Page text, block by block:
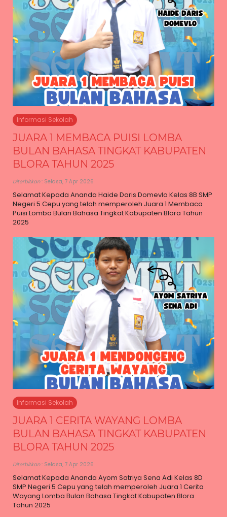
Informasi Sekolah
JUARA 1 MEMBACA PUISI LOMBA
BULAN BAHASA TINGKAT KABUPATEN
BLORA TAHUN 2025
Diterbitkan: Selasa, 7 Apr 2026
Selamat Kepada Ananda Haide Daris Domevlo Kelas 8B SMP
Negeri 5 Cepu yang telah memperoleh Juara 1 Membaca
Puisi Lomba Bulan Bahasa Tingkat Kabupaten Blora Tahun
2025
Informasi Sekolah
JUARA 1 CERITA WAYANG LOMBA
BULAN BAHASA TINGKAT KABUPATEN
BLORA TAHUN 2025
Diterbitkan: Selasa, 7 Apr 2026
Selamat Kepada Ananda Ayom Satriya Sena Adi Kelas 8D
SMP Negeri 5 Cepu yang telah memperoleh Juara 1 Cerita
Wayang Lomba Bulan Bahasa Tingkat Kabupaten Blora
Tahun 2025